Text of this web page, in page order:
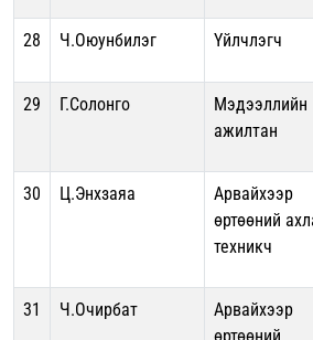
28 Ч.Оюунбилэг Үйлчлэгч
29 Г.Солонго
Мэдээллийн
ажилтан
30 Ц.Энхзаяа
Арвайхээр
өртөөний
техникч
31 Ч.Очирбат
Арвайхээр